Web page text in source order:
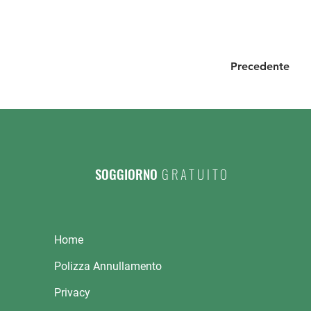
Precedente
SOGGIORNO GRATUITO
Home
Polizza Annullamento
Privacy